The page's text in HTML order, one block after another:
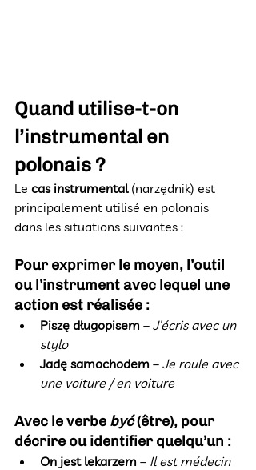
Quand utilise-t-on
l’instrumental en
polonais ?
Le cas instrumental (narzędnik) est
principalement utilisé en polonais
dans les situations suivantes :
Pour exprimer le moyen, l’outil
ou l’instrument avec lequel une
action est réalisée :
Piszę długopisem – J’écris avec un
stylo
Jadę samochodem – Je roule avec
une voiture / en voiture
Avec le verbe być (être), pour
décrire ou identifier quelqu’un :
On jest lekarzem – Il est médecin